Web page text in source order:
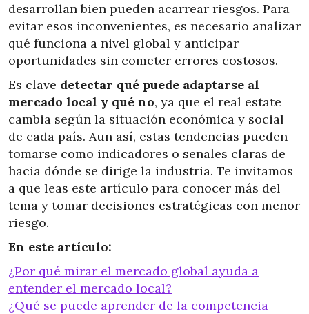
desarrollan bien pueden acarrear riesgos. Para
evitar esos inconvenientes, es necesario analizar
qué funciona a nivel global y anticipar
oportunidades sin cometer errores costosos.
Es clave detectar qué puede adaptarse al
mercado local y qué no, ya que el real estate
cambia según la situación económica y social
de cada país. Aun así, estas tendencias pueden
tomarse como indicadores o señales claras de
hacia dónde se dirige la industria. Te invitamos
a que leas este artículo para conocer más del
tema y tomar decisiones estratégicas con menor
riesgo.
En este artículo:
¿Por qué mirar el mercado global ayuda a
entender el mercado local?
¿Qué se puede aprender de la competencia